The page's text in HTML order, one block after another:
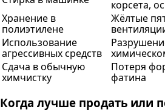
корсета,
Хранение в
полиэтилене
Жёлтые
Использование
агрессивных средств
Сдача в обычную
химчистку
Потеря
фатина
Когда лучше продать или